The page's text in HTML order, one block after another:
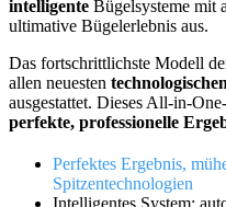
intelligente Bügelsysteme mit
ultimative Bügelerlebnis aus.
Das fortschrittlichste Modell
allen neuesten
ausgestattet. Dieses All-in-
perfekte, professionelle
Perfektes Ergebnis,
Spitzentechnologien
Intelligentes System: